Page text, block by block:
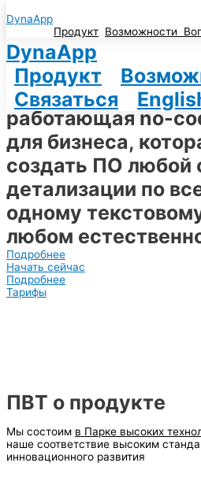
Перейти к содержимому
DynaApp
Продукт
Связаться
DynaApp
Продукт Возможности
От идеи до
за считанные
Инновационная,
работающая no-
для бизнеса,
создать ПО любой
детализации по
одному
любом
Подробнее
Начать сейчас
Подробнее
Тарифы
ПВТ о продукте
Мы состоим в Парке высоких
наше соответствие высоким
инновационного развития